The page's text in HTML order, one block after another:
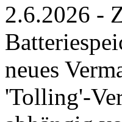
2.6.2026 -
neues
'Tolling'-